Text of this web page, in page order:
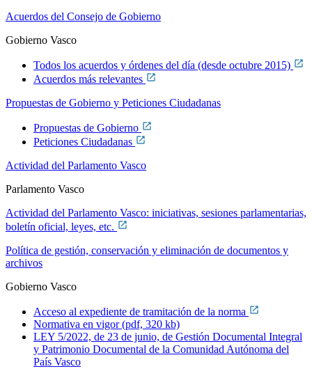
Acuerdos del Consejo de Gobierno
Gobierno Vasco
Todos los acuerdos y órdenes del día (desde octubre 2015)
Acuerdos más relevantes
Propuestas de Gobierno y Peticiones Ciudadanas
Propuestas de Gobierno
Peticiones Ciudadanas
Actividad del Parlamento Vasco
Parlamento Vasco
Actividad del Parlamento Vasco: iniciativas, sesiones parlamentarias,
boletín oficial, leyes, etc.
Política de gestión, conservación y eliminación de documentos y
archivos
Gobierno Vasco
Acceso al expediente de tramitación de la norma
Normativa en vigor (pdf, 320 kb)
LEY 5/2022, de 23 de junio, de Gestión Documental Integral
y Patrimonio Documental de la Comunidad Autónoma del
País Vasco